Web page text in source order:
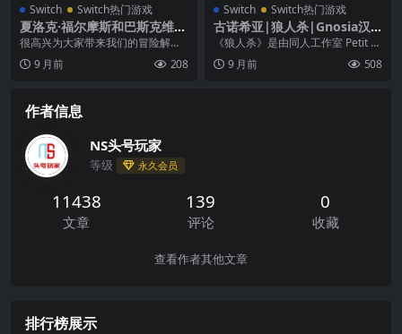
Switch Switch热门游戏
夏洛克·福尔摩斯和巴斯克维尔
的猎犬|Sherlock Holmes an
d The Hound of The Basker
villes中文
很高兴为大家带来我们的冒险解谜
之作，该作品融合了经典的“寻物”玩
法，让你身临其境...
9 月前 208
Switch Switch热门游戏
古诺希亚|狼人杀|Gnosia汉
化
《狼人杀》是由同人工作室 Petit D
epotto 所推出的一款狼人杀推理类
游...9 月前 508
作者信息
NS头号玩家
等级 永久会员
11438
文章
139
评论
0
收藏
查看作者其他文章
排行榜展示